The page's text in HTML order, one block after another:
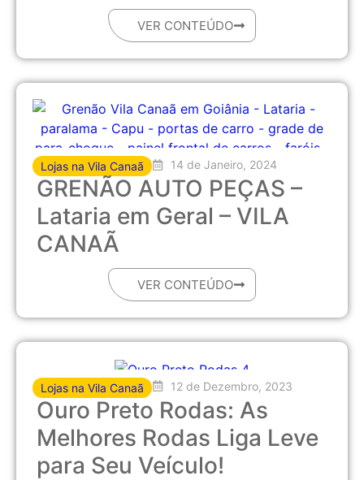
VER CONTEÚDO
Lojas na Vila Canaã 14 de Janeiro, 2024
GRENÃO AUTO PEÇAS –
Lataria em Geral – VILA
CANAÃ
VER CONTEÚDO
Lojas na Vila Canaã 12 de Dezembro, 2023
Ouro Preto Rodas: As
Melhores Rodas Liga Leve
para Seu Veículo!